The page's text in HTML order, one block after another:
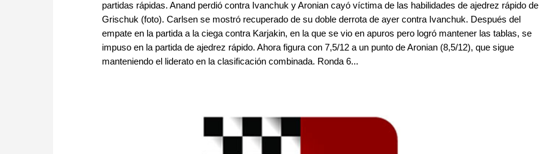
partidas rápidas. Anand perdió contra Ivanchuk y Aronian cayó víctima de las habilidades de ajedrez rápido de
Grischuk (foto). Carlsen se mostró recuperado de su doble derrota de ayer contra Ivanchuk. Después del
empate en la partida a la ciega contra Karjakin, en la que se vio en apuros pero logró mantener las tablas, se
impuso en la partida de ajedrez rápido. Ahora figura con 7,5/12 a un punto de Aronian (8,5/12), que sigue
manteniendo el liderato en la clasificación combinada. Ronda 6...